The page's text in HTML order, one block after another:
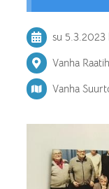
su 5.3.2023
Vanha
Vanha